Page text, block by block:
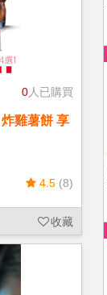
0人已購買
雞薯餅 享
4.5 (8)
收藏